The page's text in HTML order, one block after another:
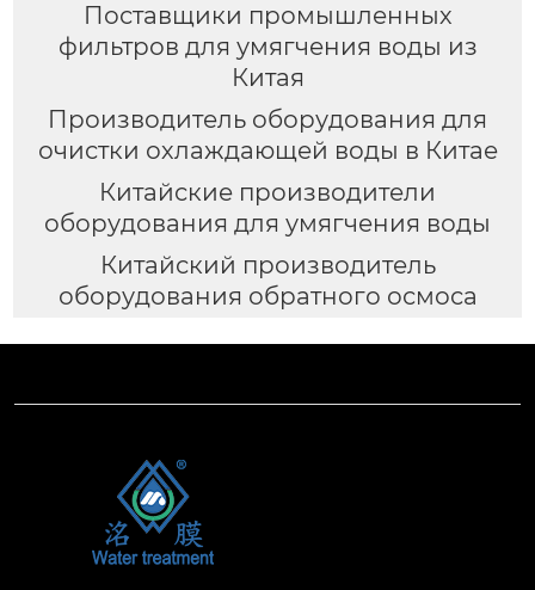
Поставщики промышленных
фильтров для умягчения воды из
Китая
Производитель оборудования для
очистки охлаждающей воды в Китае
Китайские производители
оборудования для умягчения воды
Китайский производитель
оборудования обратного осмоса